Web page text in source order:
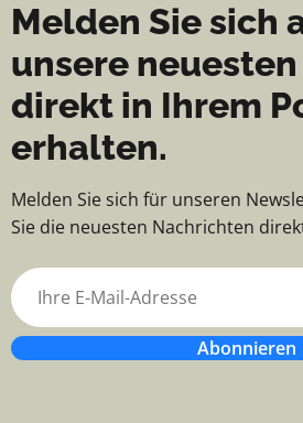
Melden Sie sich
unsere
direkt in Ihrem
erhalten.
Melden Sie sich für unseren
Sie die neuesten Nachrichten
Abonnieren